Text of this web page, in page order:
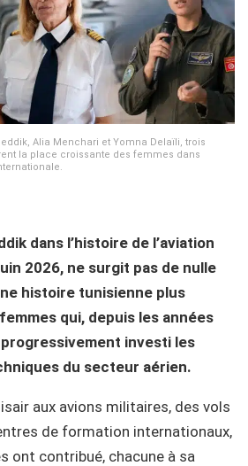
Alia Menchari et Yomna Delaïli, trois
la place croissante des femmes dans
dans l’histoire de l’aviation
2026, ne surgit pas de nulle
histoire tunisienne plus
qui, depuis les années
investi les
du secteur aérien.
aux avions militaires, des vols
de formation internationaux,
ont contribué, chacune à sa